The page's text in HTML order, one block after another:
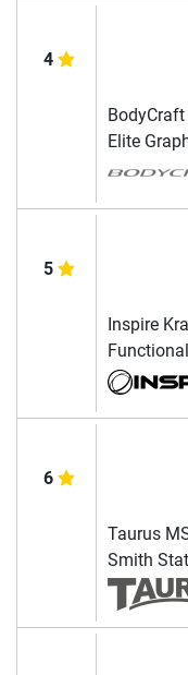
4
Elite
5
Inspire
6
Taurus
Smith